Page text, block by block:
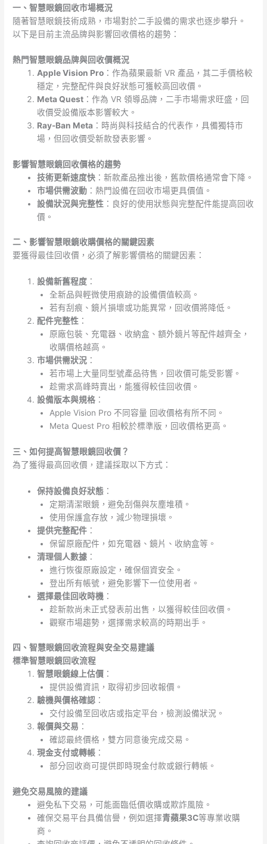
一、智慧眼鏡回收市場概況
隨著智慧眼鏡技術成熟，市場對於二手設備的需求也逐步攀升。
以下是目前主流品牌與影響回收價格的趨勢：
熱門智慧眼鏡品牌與回收價概況
Apple Vision Pro ：作為蘋果最新 VR 產品，其二手價格較
穩定，完整配件與良好狀態可獲較高回收價。
Meta Quest ：作為 VR 領導品牌，二手市場需求旺盛，回
收價受設備版本影響較大。
Ray-Ban Meta ：時尚與科技結合的代表作，具備獨特市
場，但回收價受新款發表影響。
影響智慧眼鏡回收價格的趨勢
技術更新速度快 ：新款產品推出後，舊款價格通常會下降。
市場供需波動 ：熱門設備在回收市場更具價值。
設備狀況與完整性 ：良好的使用狀態與完整配件能提高回收
價。
二、影響智慧眼鏡收購價格的關鍵因素
要獲得最佳回收價，必須了解影響價格的關鍵因素：
設備新舊程度 ：
全新品與輕微使用痕跡的設備價值較高。
若有刮痕、鏡片損壞或功能異常，回收價將降低。
配件完整性 ：
原廠包裝、充電器、收納盒、額外鏡片等配件越齊全，
收購價格越高。
市場供需狀況 ：
若市場上大量同型號產品待售，回收價可能受影響。
趁需求高峰時賣出，能獲得較佳回收價。
設備版本與規格 ：
Apple Vision Pro 不同容量 回收價格有所不同。
Meta Quest Pro 相較於標準版，回收價格更高。
三、如何提高智慧眼鏡回收價？
為了獲得最高回收價，建議採取以下方式：
保持設備良好狀態 ：
定期清潔眼鏡，避免刮傷與灰塵堆積。
使用保護盒存放，減少物理損壞。
提供完整配件 ：
保留原廠配件，如充電器、鏡片、收納盒等。
清理個人數據 ：
進行恢復原廠設定，確保個資安全。
登出所有帳號，避免影響下一位使用者。
選擇最佳回收時機 ：
趁新款尚未正式發表前出售，以獲得較佳回收價。
觀察市場趨勢，選擇需求較高的時期出手。
四、智慧眼鏡回收流程與安全交易建議
標準智慧眼鏡回收流程
智慧眼鏡線上估價 ：
提供設備資訊，取得初步回收報價。
驗機與價格確認 ：
交付設備至回收店或指定平台，檢測設備狀況。
報價與交易 ：
確認最終價格，雙方同意後完成交易。
現金支付或轉帳 ：
部分回收商可提供即時現金付款或銀行轉帳。
避免交易風險的建議
避免私下交易，可能面臨低價收購或欺詐風險。
確保交易平台具備信譽，例如選擇青蘋果3C等專業收購
商。